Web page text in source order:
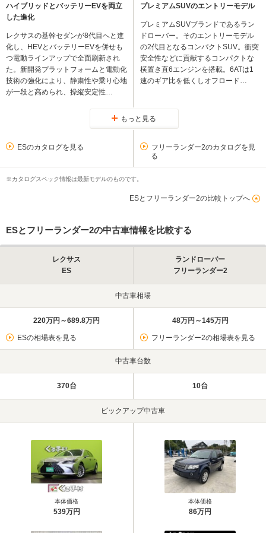
ハイブリッドとバッテリーEVを両立
した進化
レクサスの基幹セダンが8代目へと進
化し、HEVとバッテリーEVを併せも
つ電動ラインアップで全面刷新され
た。新開発プラットフォームと電動化
技術の強化により、静粛性や乗り心地
が一段と高められ、操縦安定性…
プレミアムSUVのエントリーモデル
プレミアムSUVブランドであるラン
ドローバー。そのエントリーモデル
の2代目となるコンパクトSUV。衝突
安全性などに貢献するコンパクトな
横置き直6エンジンを搭載。6ATは1
速のギア比を低くしオフロード…
もっと見る
ESのカタログを見る
フリーランダー2のカタログを見
る
※カタログスペック情報は最新モデルのものです。
ESとフリーランダー2の比較トップへ
ESとフリーランダー2の中古車情報を比較する
レクサス
ES
ランドローバー
フリーランダー2
中古車相場
220万円～689.8万円
ESの相場表を見る
48万円～145万円
フリーランダー2の相場表を見る
中古車台数
370台 10台
ピックアップ中古車
本体価格
539万円
本体価格
86万円